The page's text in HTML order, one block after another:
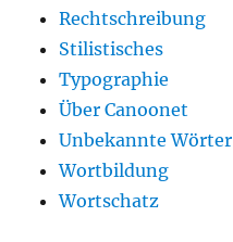
Rechtschreibung
Stilistisches
Typographie
Über Canoonet
Unbekannte Wörter
Wortbildung
Wortschatz